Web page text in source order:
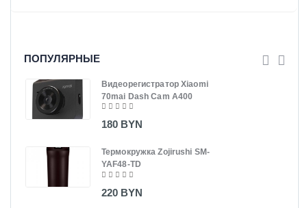
ПОПУЛЯРНЫЕ
Видеорегистратор Xiaomi
70mai Dash Cam A400
180 BYN
Термокружка Zojirushi SM-
YAF48-TD
220 BYN